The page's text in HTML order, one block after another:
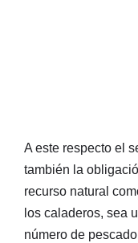
A este respecto el
también la
recurso natural
los caladeros, sea
número de